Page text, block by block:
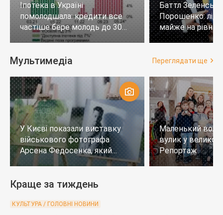
Іпотека в Україні
помолодшала: кредити все
частіше бере молодь до 30
років
Баттл
Порошенко:
майже на
тих, хто не
Мультимедіа Переглядати ще
У Києві показали виставку
військового фотографа
Арсена Федосенка, який
загинув на війні
Маленький
вулик у
Репортаж
Краще за тиждень
КУЛЬТУРА / ГОЛОВНІ НОВИНИ